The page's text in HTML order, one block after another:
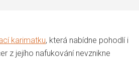
karimatku, která nabídne pohodlí i
z jejího nafukování nevznikne